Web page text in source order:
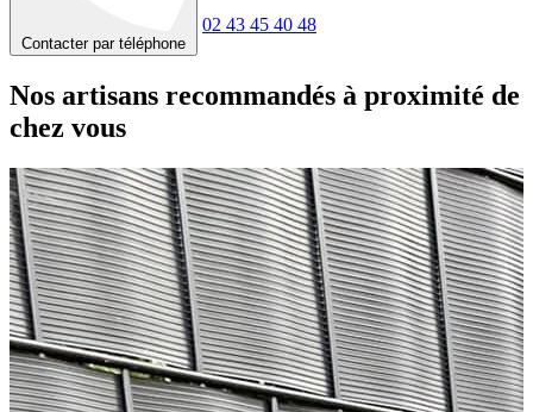
Contacter par téléphone
02 43 45 40 48
Nos artisans recommandés à proximité de
chez vous